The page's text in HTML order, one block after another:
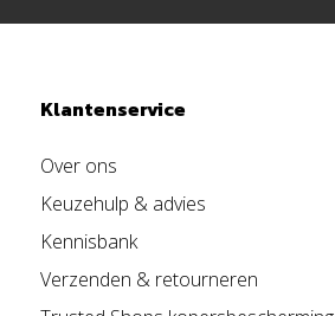
Klantenservice
Over ons
Keuzehulp & advies
Kennisbank
Verzenden & retourneren